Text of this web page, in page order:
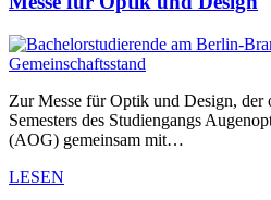
Zur Messe für Optik und Design, der
Semesters des Studiengangs
(AOG) gemeinsam mit…
LESEN